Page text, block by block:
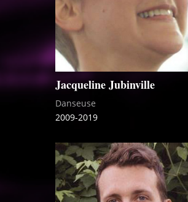
Jacqueline Jubinville
Danseuse
2009-2019